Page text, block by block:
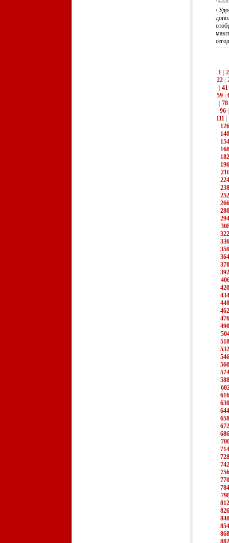
/
1
2
22|
41
59|
78
96
111|
126
140
154
168
182
196
224
238
252
266
280
294
322
336
350
364
378
392
420
434
448
462
476
490
518
532
546
560
574
588
616
630
644
658
672
686
714
728
742
756
770
784
812
826
840
854
868
882